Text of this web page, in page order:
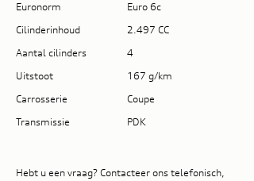
Euronorm
Euro 6c
Cilinderinhoud
2.497 CC
Aantal cilinders
4
Uitstoot
167 g/km
Carrosserie
Coupe
Transmissie
PDK
Hebt u een vraag? Contacteer ons telefonisch,